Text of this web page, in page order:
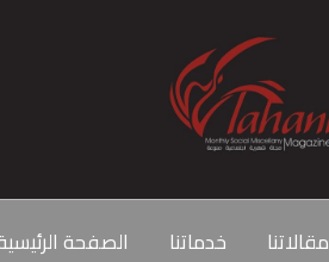
الصفحة خدماتنا مقالاتنا